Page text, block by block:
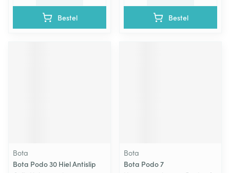
Bestel Bestel
Bota
Bota Podo 30 Hiel Antislip
Bota
Bota Podo 7